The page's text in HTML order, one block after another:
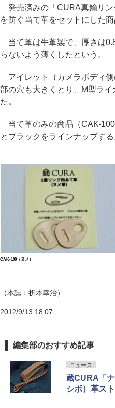
発売済みの「CURA真鍮リン
を防ぐ当て革をセットにした商
当て革は牛革製で、厚さは
らないよう薄くしたという。
アイレット（カメラボディ
部の穴も大きくとり、M型ラ
た。
当て革のみの商品（CAK-
とブラックをラインナップする
CAK-100（ヌメ）
（本誌：折本幸治）
2012/9/13 18:07
編集部のおすすめ記事
ニュース
蔵CURA「
シボ）革スト